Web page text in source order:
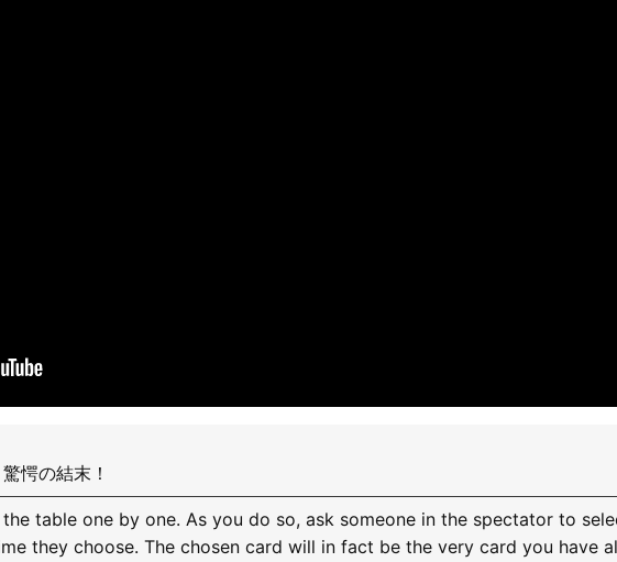
愕の結末！
table one by one. As you do so, ask someone in the spectator to
they choose. The chosen card will in fact be the very card you have